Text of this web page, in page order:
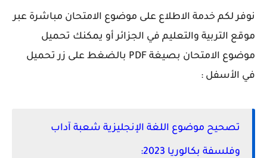
نوفر لكم خدمة الاطلاع على موضوع الامتحان مباشرة عبر
موقع التربية والتعليم في الجزائر أو يمكنك تحميل
موضوع الامتحان بصيغة PDF بالضغط على زر تحميل
في الأسفل :
تصحيح موضوع اللغة الإنجليزية شعبة آداب
وفلسفة بكالوريا 2023: